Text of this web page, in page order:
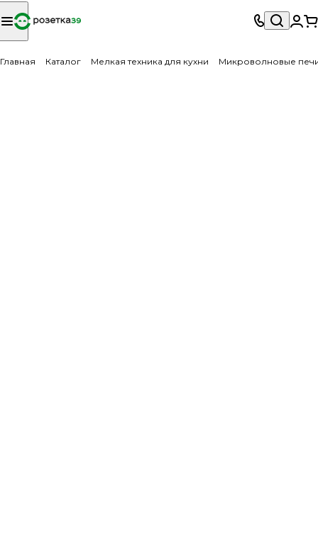
Главная Каталог Мелкая техника для кухни Микроволновые